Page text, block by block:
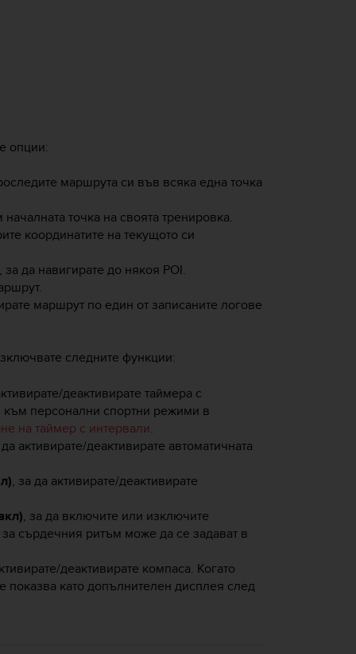
опции:
маршрута си във всяка една точка
точка на своята тренировка.
координатите на текущото си
за да навигирате до някоя POI.
маршрут по един от записаните логове
следните функции:
деактивирате таймера с
персонални спортни режими в
на таймер с интервали.
активирате/деактивирате автоматичната
, за да активирате/деактивирате
, за да включите или изключите
сърдечния ритъм може да се задават в
деактивирате компаса. Когато
показва като допълнителен дисплея след